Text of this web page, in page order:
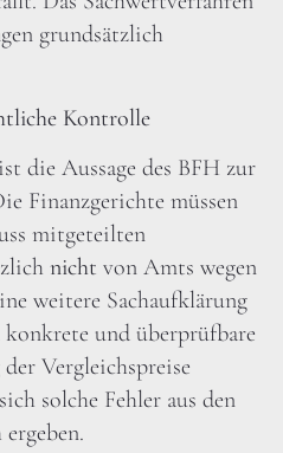
grundsätzlich
Kontrolle
die Aussage des BFH zur
Finanzgerichte müssen
mitgeteilten
nicht von Amts wegen
weitere Sachaufklärung
und überprüfbare
Vergleichspreise
solche Fehler aus den